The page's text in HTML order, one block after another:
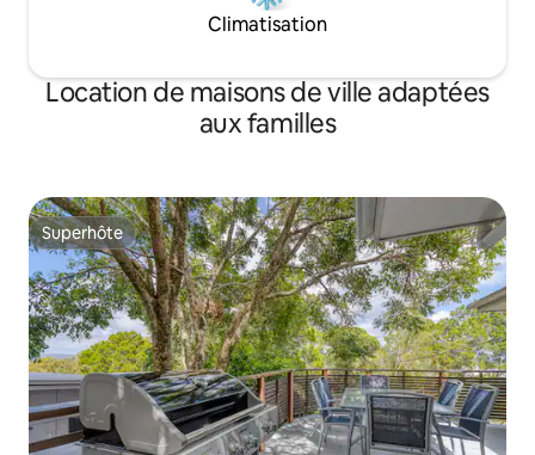
Climatisation
Location de maisons de ville adaptées
aux familles
Superhôte
Superhôte